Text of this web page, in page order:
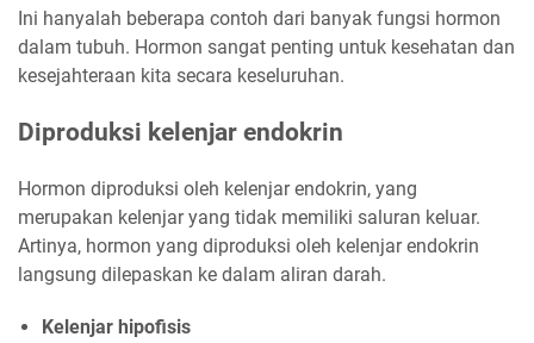
Ini hanyalah beberapa contoh dari banyak fungsi hormon
dalam tubuh. Hormon sangat penting untuk kesehatan dan
kesejahteraan kita secara keseluruhan.
Diproduksi kelenjar endokrin
Hormon diproduksi oleh kelenjar endokrin, yang
merupakan kelenjar yang tidak memiliki saluran keluar.
Artinya, hormon yang diproduksi oleh kelenjar endokrin
langsung dilepaskan ke dalam aliran darah.
Kelenjar hipofisis